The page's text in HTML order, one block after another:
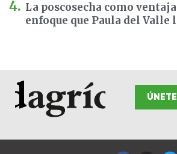
La poscosecha como
enfoque que Paula del Valle